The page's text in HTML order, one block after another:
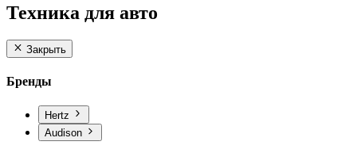
Техника для авто
Закрыть
Бренды
Hertz
Audison